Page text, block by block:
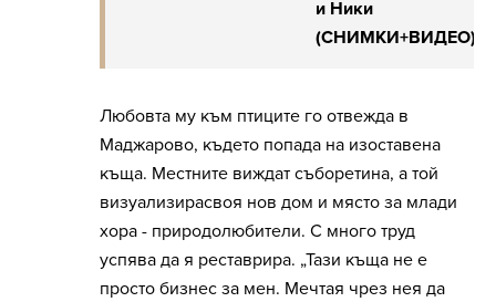
и Ники
(СНИМКИ+ВИДЕО)
Любовта му към птиците го отвежда в
Маджарово, където попада на изоставена
къща. Местните виждат съборетина, а той
визуализирасвоя нов дом и място за млади
хора - природолюбители. С много труд
успява да я реставрира. „Тази къща не е
просто бизнес за мен. Мечтая чрез нея да